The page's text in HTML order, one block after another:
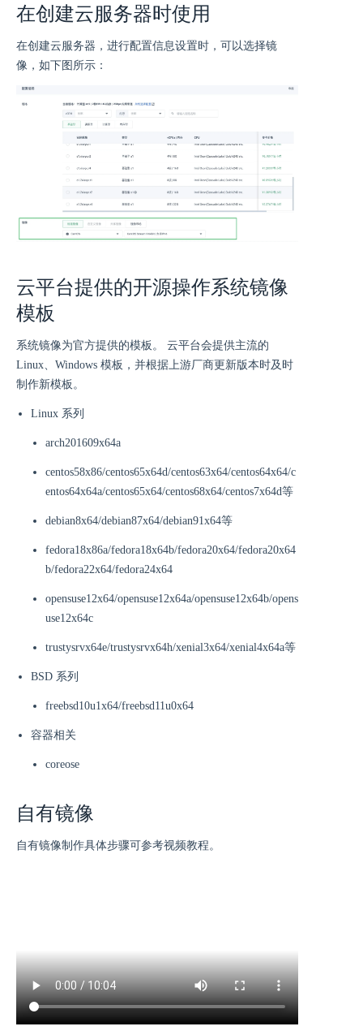
在创建云服务器时使用
在创建云服务器，进行配置信息设置时，可以选择镜
像，如下图所示：
云平台提供的开源操作系统镜像
模板
系统镜像为官方提供的模板。 云平台会提供主流的
Linux、Windows 模板，并根据上游厂商更新版本时及时
制作新模板。
Linux 系列
arch201609x64a
centos58x86/centos65x64d/centos63x64/centos64x64/c
entos64x64a/centos65x64/centos68x64/centos7x64d等
debian8x64/debian87x64/debian91x64等
fedora18x86a/fedora18x64b/fedora20x64/fedora20x64
b/fedora22x64/fedora24x64
opensuse12x64/opensuse12x64a/opensuse12x64b/opens
use12x64c
trustysrvx64e/trustysrvx64h/xenial3x64/xenial4x64a等
BSD 系列
freebsd10u1x64/freebsd11u0x64
容器相关
coreose
自有镜像
自有镜像制作具体步骤可参考视频教程。